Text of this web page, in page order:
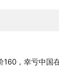
160，幸亏中国